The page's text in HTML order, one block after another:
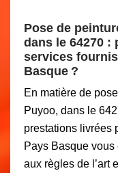
Pose de
dans le 64270
services
Basque ?
En matière de
Puyoo, dans le
prestations livrées
Pays Basque
aux règles de l’art